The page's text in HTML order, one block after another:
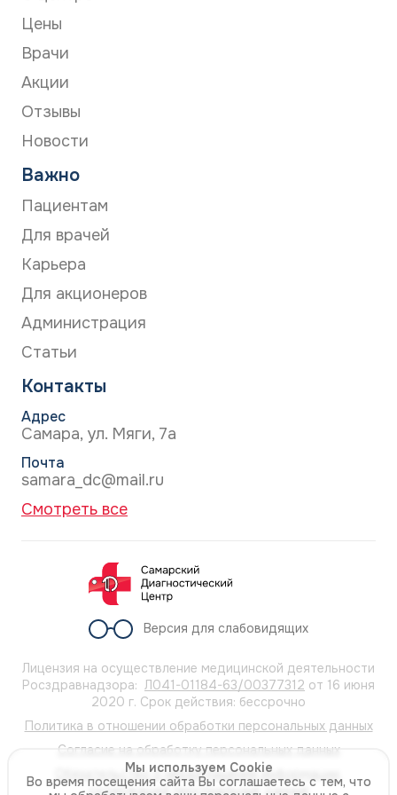
ЭЭГ
Цены
Врачи
Акции
Отзывы
Новости
Важно
Пациентам
Для врачей
Карьера
Для акционеров
Администрация
Статьи
Контакты
Адрес
Самара, ул. Мяги, 7а
Почта
samara_dc@mail.ru
Смотреть все
Версия для слабовидящих
Лицензия на осуществление медицинской деятельности
Росздравнадзора: Л041-01184-63/00377312 от 16 июня
2020 г. Срок действия: бессрочно
Политика в отношении обработки персональных данных
Согласие на обработку персональных данных
Обязательство о неразглашении информации,
содержащей персональные данные
Мы используем Cookie
Во время посещения сайта Вы соглашаетесь с тем, что